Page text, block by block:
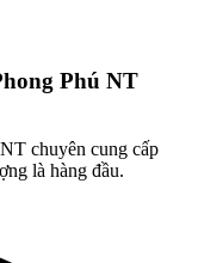
Phú NT
chuyên cung cấp
là hàng đầu.